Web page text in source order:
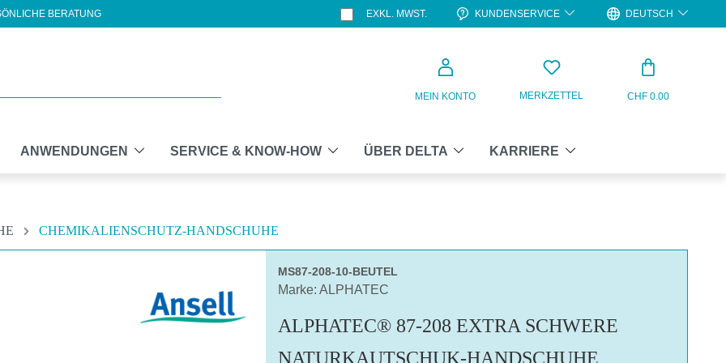
BERATUNG EXKL. MWST. KUNDENSERVICE DEUTSCH
MEIN KONTO MERKZETTEL CHF 0.00
ANWENDUNGEN SERVICE & KNOW-HOW ÜBER DELTA KARRIERE
CHEMIKALIENSCHUTZ-HANDSCHUHE
MS87-208-10-BEUTEL
Marke: ALPHATEC
ALPHATEC® 87-208 EXTRA SCHWERE
NATURKAUTSCHUK-HANDSCHUHE